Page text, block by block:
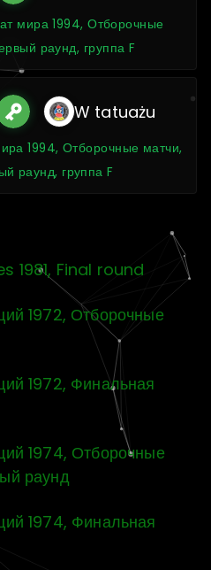
мира 1994, Отборочные
раунд, группа F
W tatuażu
1994, Отборочные матчи,
раунд, группа F
1981, Final round
1972, Отборочные
1972, Финальная
1974, Отборочные
раунд
1974, Финальная